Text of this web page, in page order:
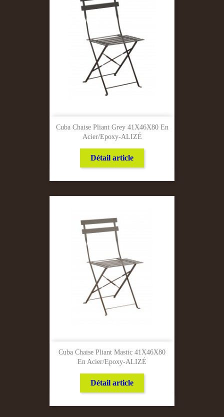
Cuba Chaise Pliant Grey 41X46X80 En
Acier/Epoxy-ALIZÉ
Détail article
Cuba Chaise Pliant Mastic 41X46X80
En Acier/Epoxy-ALIZÉ
Détail article